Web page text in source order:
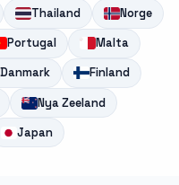
Thailand
Norge
Portugal
Malta
Danmark
Finland
Nya Zeeland
Japan